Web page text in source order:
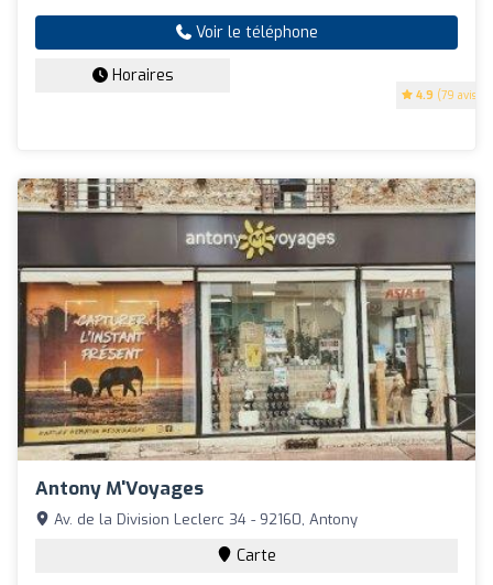
4.9 (79 avis)
Voir le téléphone
Horaires
Antony M'Voyages
Av. de la Division Leclerc 34 - 92160, Antony
Carte